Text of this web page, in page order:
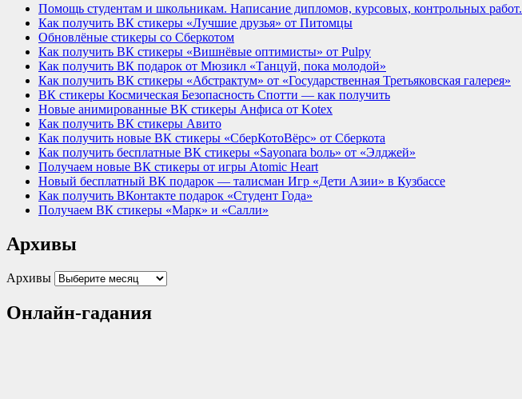
Помощь студентам и школьникам. Написание дипломов, курсовых, контрольных работ.
Как получить ВК стикеры «Лучшие друзья» от Питомцы
Обновлёные стикеры со Сберкотом
Как получить ВК стикеры «Вишнёвые оптимисты» от Pulpy
Как получить ВК подарок от Мюзикл «Танцуй, пока молодой»
Как получить ВК стикеры «Абстрактум» от «Государственная Третьяковская галерея»
ВК стикеры Космическая Безопасность Спотти — как получить
Новые анимированные ВК стикеры Анфиса от Kotex
Как получить ВК стикеры Авито
Как получить новые ВК стикеры «СберКотоВёрс» от Сберкота
Как получить бесплатные ВК стикеры «Sayonara bоль» от «Элджей»
Получаем новые ВК стикеры от игры Atomic Heart
Новый бесплатный ВК подарок — талисман Игр «Дети Азии» в Кузбассе
Как получить ВКонтакте подарок «Студент Года»
Получаем ВК стикеры «Марк» и «Салли»
Архивы
Архивы
Онлайн-гадания